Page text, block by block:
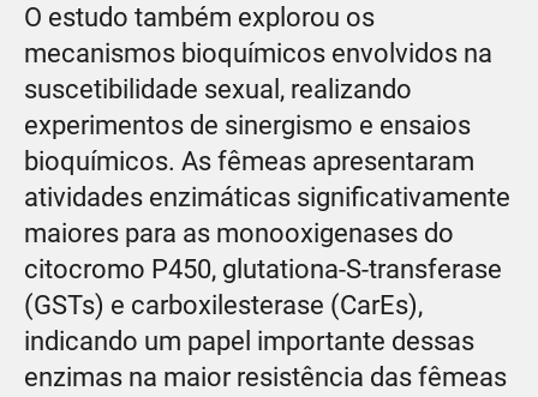
O estudo também explorou os
mecanismos bioquímicos envolvidos na
suscetibilidade sexual, realizando
experimentos de sinergismo e ensaios
bioquímicos. As fêmeas apresentaram
atividades enzimáticas significativamente
maiores para as monooxigenases do
citocromo P450, glutationa-S-transferase
(GSTs) e carboxilesterase (CarEs),
indicando um papel importante dessas
enzimas na maior resistência das fêmeas